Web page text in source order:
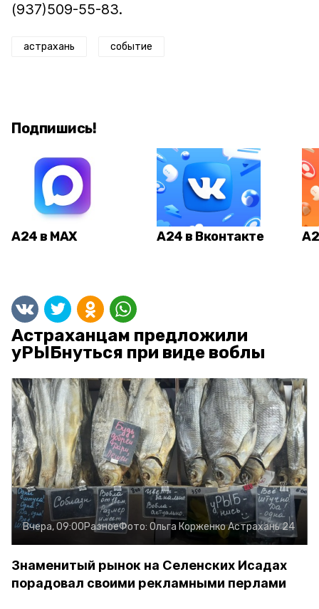
(937)509-55-83.
астрахань событие
Подпишись!
А24 в MAX А24 в Вконтакте
Астраханцам предложили
уРЫБнуться при виде воблы
Вчера, 09:00РазноеФото: Ольга КорженкоАстрахань 24
Знаменитый рынок на Селенских Исадах
порадовал своими рекламными перлами